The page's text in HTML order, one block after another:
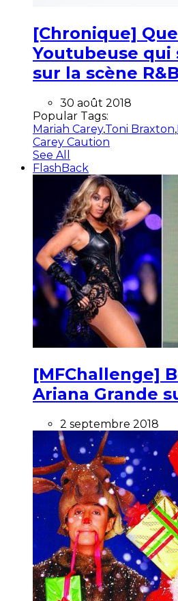
[Chronique]
Youtubeuse qui
sur la scène
30 août 2018
Popular Tags:
Mariah Carey,Toni Braxton,
Carey Caution
See All
FlashBack
[MFChallenge]
Ariana Grande
2 septembre 2018